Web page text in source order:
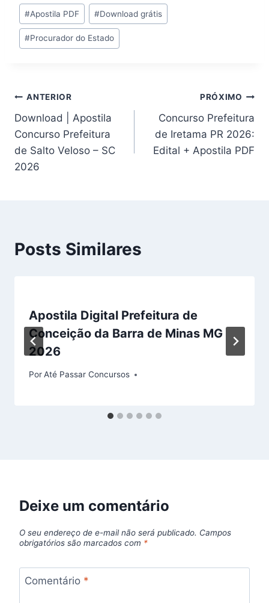
Tags
do
Post:
#Apostila PDF #Download grátis
#Procurador do Estado
Navegação
de
Post
ANTERIOR
Download | Apostila
Concurso Prefeitura
de Salto Veloso – SC
2026
PRÓXIMO
Concurso Prefeitura
de Iretama PR 2026:
Edital + Apostila PDF
Posts Similares
Apostila Digital Prefeitura de
Conceição da Barra de Minas MG
2026
PorAté Passar Concursos
Deixe um comentário
O seu endereço de e-mail não será publicado. Campos
obrigatórios são marcados com *
Comentário *